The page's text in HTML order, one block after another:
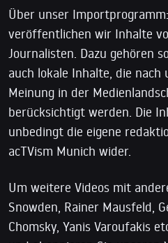
Über unser
veröffentlichen wir Inhalte
Journalisten. Dazu gehören
auch lokale Inhalte, die
Meinung in der
berücksichtigt werden. Die
unbedingt die eigene
acTVism Munich wider.
Um weitere Videos mit
Snowden, Rainer Mausfeld,
Chomsky, Yanis Varoufakis